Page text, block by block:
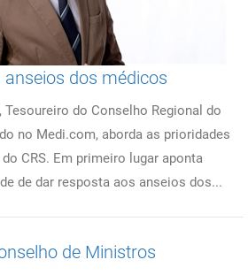
dos médicos
Tesoureiro do Conselho Regional do
no Medi.com, aborda as prioridades
CRS. Em primeiro lugar aponta
de dar resposta aos anseios dos...
de Ministros